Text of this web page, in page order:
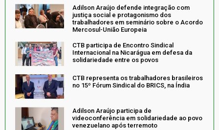
Adilson Araújo defende integração com
justiça social e protagonismo dos
trabalhadores em seminário sobre o Acordo
Mercosul-União Europeia
CTB participa de Encontro Sindical
Internacional na Nicarágua em defesa da
solidariedade entre os povos
CTB representa os trabalhadores brasileiros
no 15º Fórum Sindical do BRICS, na Índia
Adilson Araújo participa de
videoconferência em solidariedade ao povo
venezuelano após terremoto